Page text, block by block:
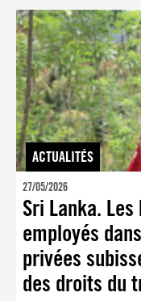
ACTUALITÉS
27/05/2026
Sri Lanka.
employés
privées
des droits du